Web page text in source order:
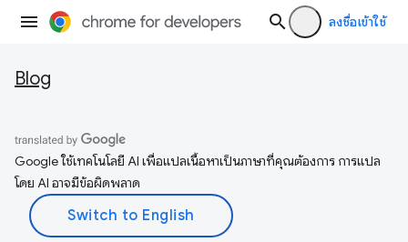
ลงชื่อเข้าใช้
Blog
Google ใช้เทคโนโลยี AI เพื่อแปลเนื้อหาเป็นภาษาที่คุณต้องการ การแปล
โดย AI อาจมีข้อผิดพลาด